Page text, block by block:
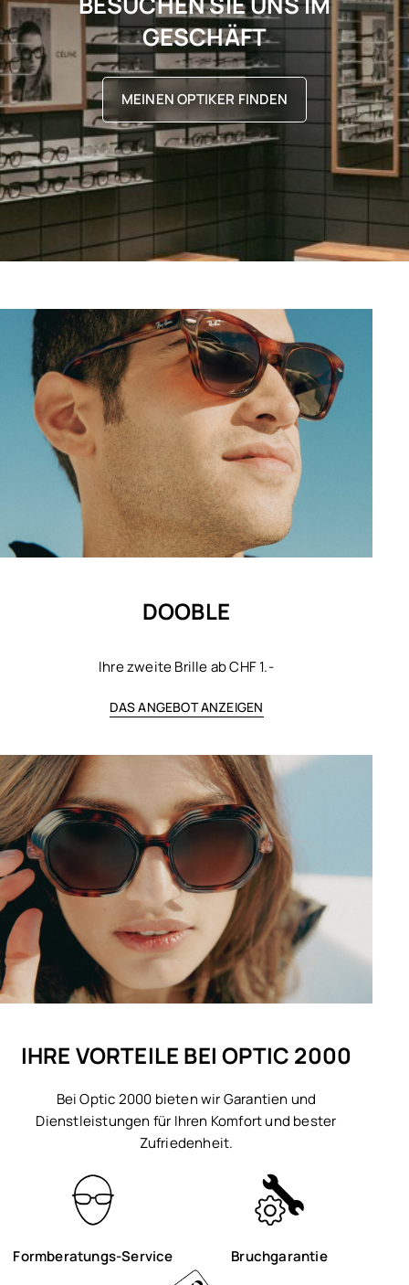
GESCHÄFT
MEINEN OPTIKER FINDEN
DOOBLE
Ihre zweite Brille ab CHF 1.-
DAS ANGEBOT ANZEIGEN
IHRE VORTEILE BEI OPTIC 2000
Bei Optic 2000 bieten wir Garantien und
Dienstleistungen für Ihren Komfort und bester
Zufriedenheit.
Formberatungs-Service Bruchgarantie